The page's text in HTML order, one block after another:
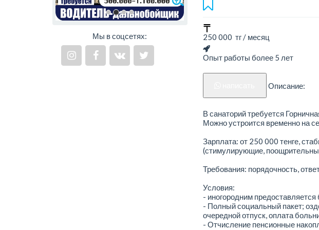
Мы в соцсетях: 250 000 тг / месяц
Опыт работы более 5 лет
Описание:
В санаторий требуется
Можно устроится временно на
Зарплата: от 250 000 тенге,
(стимулирующие,
Требования: порядочность,
Условия:
- иногородним
- Полный социальный пакет;
очередной отпуск, оплата
- Отчисление пенсионные